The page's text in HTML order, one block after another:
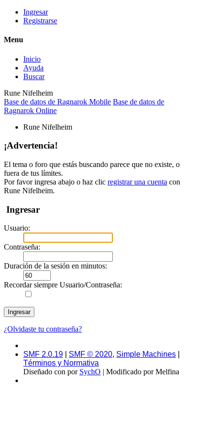
Ingresar
Registrarse
Menu
Inicio
Ayuda
Buscar
Rune Nifelheim
Base de datos de Ragnarok Mobile Base de datos de
Ragnarok Online
Rune Nifelheim
¡Advertencia!
El tema o foro que estás buscando parece que no existe, o
fuera de tus límites.
Por favor ingresa abajo o haz clic registrar una cuenta con
Rune Nifelheim.
Ingresar
Usuario:
Contraseña:
Duración de la sesión en minutos:
Recordar siempre Usuario/Contraseña:
¿Olvidaste tu contraseña?
SMF 2.0.19 SMF © 2020, Simple Machines
Términos y Normativa
Diseñado con por SychO | Modificado por Melfina